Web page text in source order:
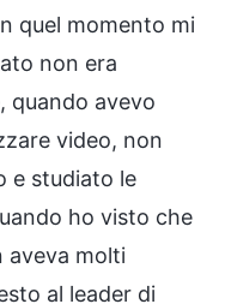
quel momento mi
non era
quando avevo
video, non
e studiato le
ho visto che
aveva molti
al leader di